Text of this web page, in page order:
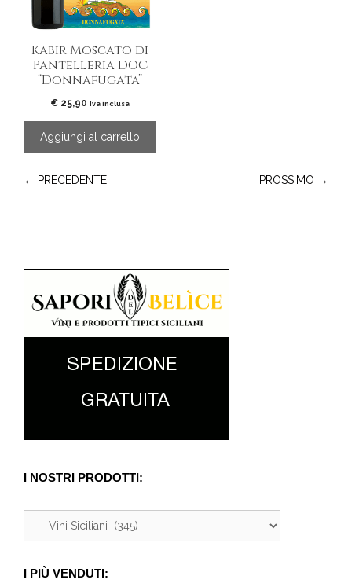
Kabir Moscato di
Pantelleria DOC
“Donnafugata”
€25,90 Iva inclusa
Aggiungi al carrello
← PRECEDENTE PROSSIMO →
I NOSTRI PRODOTTI:
I PIÙ VENDUTI: